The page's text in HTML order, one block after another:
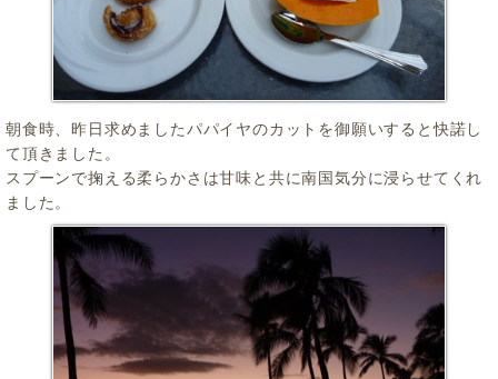
朝食時、昨日求めましたパパイヤのカットを御願いすると快諾し
て頂きました。
スプーンで掬える柔らかさは甘味と共に南国気分に浸らせてくれ
ました。